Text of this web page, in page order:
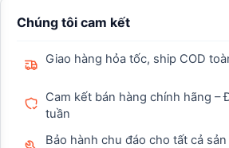
Chúng tôi cam kết
Giao hàng hỏa tốc, ship COD
Cam kết bán hàng chính hãng –
tuần
Bảo hành chu đáo cho tất cả